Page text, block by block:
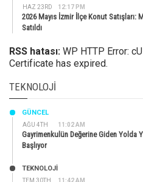
HAZ 23RD 12:17 PM
2026 Mayıs İzmir İlçe Konut Satışları:
Satıldı
RSS hatası: WP HTTP Error:
Certificate has expired.
TEKNOLOJI
AĞU 4TH 11:02 AM
GÜNCEL
Gayrimenkulün Değerine Giden Yolda
Başlıyor
TEKNOLOJİ